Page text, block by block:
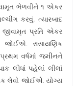
ભેળવીને ૧ એકર
કરવું, ત્યારબાદ
પ્રતિ એકર
રાસાયણિક
વર્ષમાં જમીનને
લીધાં પહેલાં લીલાં
લેવો જોઈએે. યોગ્ય